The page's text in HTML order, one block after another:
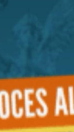
de Viaje
en el Segundo
y
pila de
turísticos
en la Ciudad